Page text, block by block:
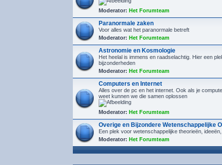
Moderator: Het Forumteam
Paranormale zaken
Voor alles wat het paranormale betreft
Moderator: Het Forumteam
Astronomie en Kosmologie
Het heelal is immens en raadselachtig. Hier een
bijzonderheden
Moderator: Het Forumteam
Computers en Internet
Alles over de pc en het internet. Ook als je
weet kunnen we die samen oplossen
Moderator: Het Forumteam
Overige en Bijzondere Wetenschappelijke
Een plek voor wetenschappelijke theorieën,
Moderator: Het Forumteam